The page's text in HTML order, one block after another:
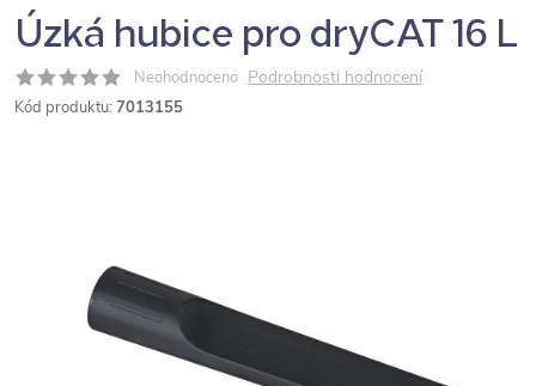
Úzká hubice pro dryCAT 16 L
Neohodnoceno Podrobnosti hodnocení
Kód produktu: 7013155